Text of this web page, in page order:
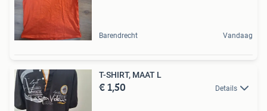
Barendrecht Vandaag
T-SHIRT, MAAT L
€ 1,50 Details